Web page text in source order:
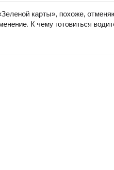
карты», похоже,
К чему готовиться